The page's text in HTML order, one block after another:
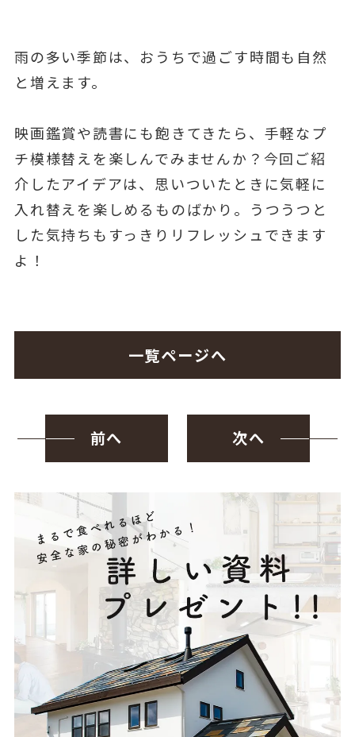
雨の多い季節は、おうちで過ごす時間も自然
と増えます。
映画鑑賞や読書にも飽きてきたら、手軽なプ
チ模様替えを楽しんでみませんか？今回ご紹
介したアイデアは、思いついたときに気軽に
入れ替えを楽しめるものばかり。うつうつと
した気持ちもすっきりリフレッシュできます
よ！
前へ
一覧ページへ
次へ